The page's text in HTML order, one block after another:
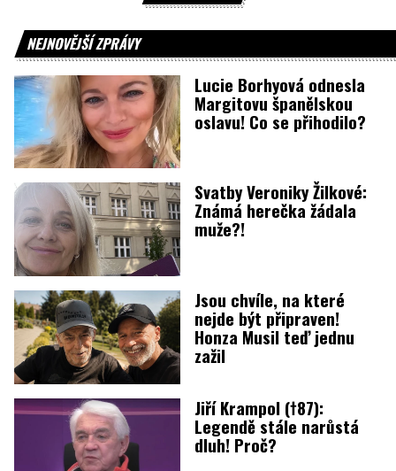
NEJNOVĚJŠÍ ZPRÁVY
Lucie Borhyová odnesla
Margitovu španělskou
oslavu! Co se přihodilo?
Svatby Veroniky Žilkové:
Známá herečka žádala
muže?!
Jsou chvíle, na které
nejde být připraven!
Honza Musil teď jednu
zažil
Jiří Krampol (†87):
Legendě stále narůstá
dluh! Proč?